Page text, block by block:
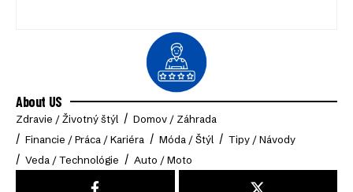
About US
Zdravie / Životný štýl
Domov / Záhrada
Financie / Práca / Kariéra
Móda / Štýl
Tipy / Návody
Veda / Technológie
Auto / Moto